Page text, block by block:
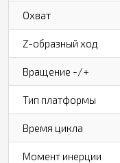
Охват
Z-образный ход
Вращение -/+
Тип платформы
Время цикла
Момент инерции